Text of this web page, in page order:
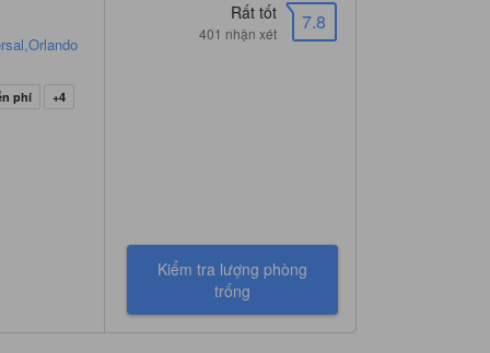
phí +4
7.8
Rất tốt
401 nhận xét
Kiểm tra lượng phòng
trống